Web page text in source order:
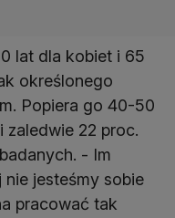
lat dla kobiet i 65
określonego
Popiera go 40-50
zaledwie 22 proc.
- Im
nie jesteśmy sobie
pracować tak